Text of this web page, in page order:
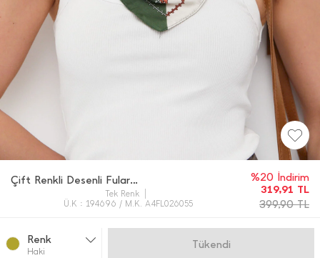
Çift Renkli Desenli Fular 70*70
Tek Renk
Ü.K : 194696 / M.K. A4FL026055
%20 İndirim
319,91 TL
399,90TL
Renk
Haki̇
Gelince Haber Ver